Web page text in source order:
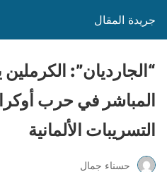
جريدة المقال
“الجارديان”:
المباشر في حرب
التسريبات الألمانية
حسناء جمال